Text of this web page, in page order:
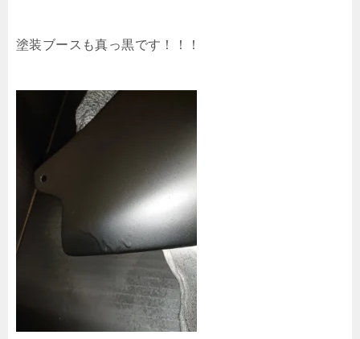
塗装ブースも真っ黒です！！！